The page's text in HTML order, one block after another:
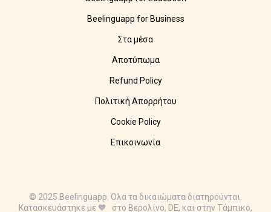
Beelinguapp for Business
Στα μέσα
Αποτύπωμα
Refund Policy
Πολιτική Απορρήτου
Cookie Policy
Επικοινωνία
© 2025 Beelinguapp. Όλα τα δικαιώματα διατηρούνται.
Κατασκευάστηκε με 🧡 στο Βερολίνο, DE, και στην Τάμπικο,